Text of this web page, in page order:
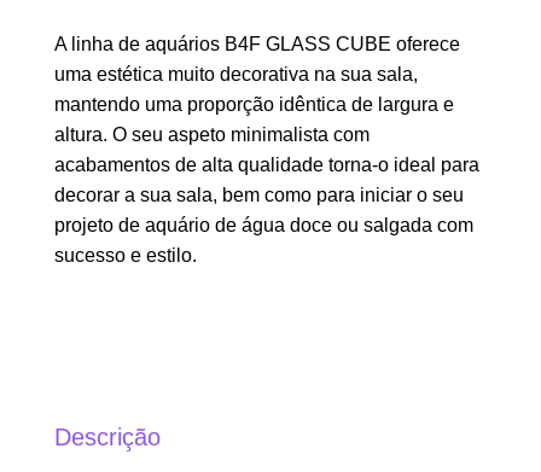
A linha de aquários B4F GLASS CUBE oferece
uma estética muito decorativa na sua sala,
mantendo uma proporção idêntica de largura e
altura. O seu aspeto minimalista com
acabamentos de alta qualidade torna-o ideal para
decorar a sua sala, bem como para iniciar o seu
projeto de aquário de água doce ou salgada com
sucesso e estilo.
Descrição